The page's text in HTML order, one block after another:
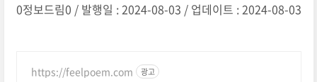
0정보드림0 발행일 : 2024-08-03 업데이트 : 2024-08-03
https://feelpoem.com 광고